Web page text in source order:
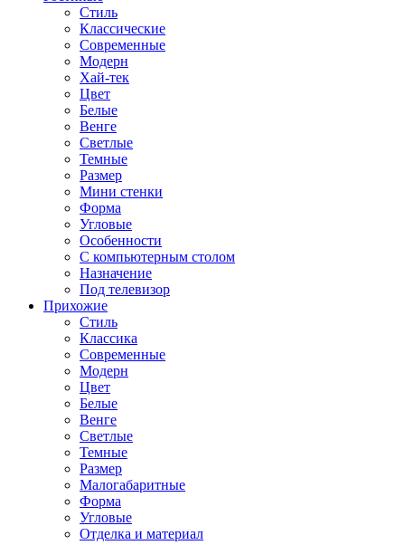
Стиль
Классические
Современные
Модерн
Хай-тек
Цвет
Белые
Венге
Светлые
Темные
Размер
Мини стенки
Форма
Угловые
Особенности
С компьютерным столом
Назначение
Под телевизор
Прихожие
Стиль
Классика
Современные
Модерн
Цвет
Белые
Венге
Светлые
Темные
Размер
Малогабаритные
Форма
Угловые
Отделка и материал